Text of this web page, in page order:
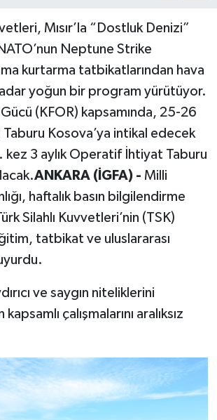
Mısır’la “Dostluk Denizi”
Neptune Strike
kurtarma tatbikatlarından hava
yoğun bir program yürütüyor.
(KFOR) kapsamında, 25-26
Taburu Kosova’ya intikal edecek
kez 3 aylık Operatif İhtiyat Taburu
ANKARA (İGFA) - Milli
haftalık basın bilgilendirme
Silahlı Kuvvetleri’nin (TSK)
tatbikat ve uluslararası
ve saygın niteliklerini
çalışmalarını aralıksız